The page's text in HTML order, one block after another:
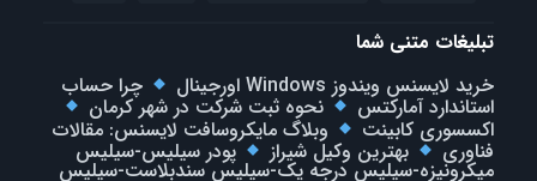
تبلیغات متنی شما
خرید لایسنس ویندوز Windows اورجینال
چرا حساب
استاندارد آمارکتس نحوه ثبت شرکت در شهر کرمان
اکسسوری کابینت وبلاگ مایکروسافت لایسنس: مقالات
فناوری بهترین وکیل شیراز پودر سیلیس-سیلیس
میکرونیزه-سیلیس درجه یک-سیلیس سندبلاست-سیلیس